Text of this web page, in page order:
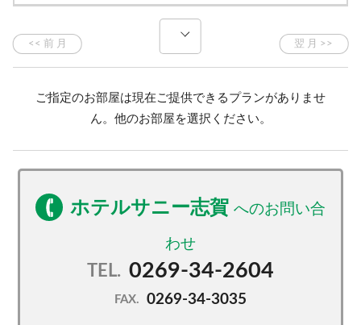
ご指定のお部屋は現在ご提供できるプランがありませ
ん。他のお部屋を選択ください。
ホテルサニー志賀
TEL. 0269-34-2604
FAX. 0269-34-3035